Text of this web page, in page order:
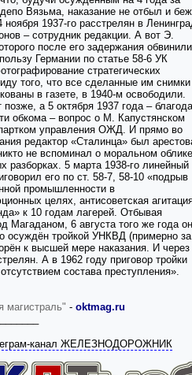
Вязьма, наказание не отбыл и
ноября 1937-го расстрелян в
– сотрудник редакции. А вот Э.
после его задержания
Германии по статье 58-6 УК
стратегических
того, что все сделанные им снимки
в газете, в 1940-м освободили.
позже, а 5 октября 1937 года –
обкома – вопрос о М. Капустянском
управления ОЖД. И прямо во
редактор «Сталинца» был
не вспоминал о моральном
разборках. 5 марта 1938-го линейный
его по ст. 58-7, 58-10 «подрыв
промышленности в
целях, антисоветская
к 10 годам лагерей. Отбывая
Магаданом, 6 августа того же года он
осуждён тройкой УНКВД (примерно
к высшей мере наказания. И через
А в 1962 году приговор тройки
состава преступления».
магистраль" - oktmag.ru
канал ЖЕЛЕЗНОДОРОЖНИК